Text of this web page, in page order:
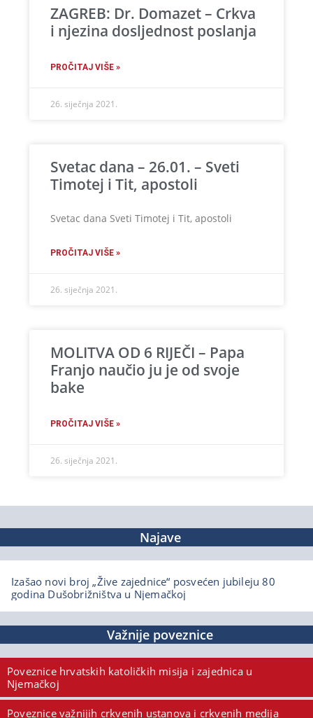
ZAGREB: Dr. Domazet – Crkva
i njezina dosljednost poslanja
PROČITAJ VIŠE »
26. siječnja 2021.
Svetac dana – 26.01. – Sveti
Timotej i Tit, apostoli
Svetac dana Sveti Timotej i Tit, apostoli
PROČITAJ VIŠE »
26. siječnja 2021.
MOLITVA OD 6 RIJEČI – Papa
Franjo naučio ju je od svoje
bake
PROČITAJ VIŠE »
26. siječnja 2021.
Najave
Izašao novi broj „Žive zajednice“ posvećen jubileju 80
godina Dušobrižništva u Njemačkoj
Važnije poveznice
Poveznice hrvatskih katoličkih misija i zajednica u
Njemačkoj
Poveznice važnijih crkvenih ustanova i crkvenih medija